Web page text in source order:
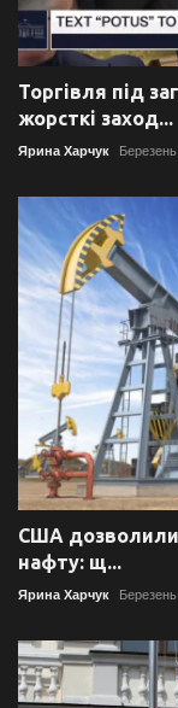
Торгівля під
жорсткі заход...
Ярина Харчук
США дозволили
нафту: щ...
Ярина Харчук